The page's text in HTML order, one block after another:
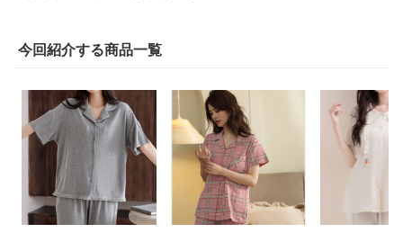
今回紹介する商品一覧